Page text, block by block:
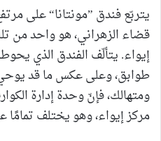
يتربّع فندق ”مونتانا“ على
قضاء الزهراني، هو واحد من
إيواء. يتألّف الفندق الذي
طوابق، وعلى عكس ما قد
ومتهالك، فإنّ وحدة إدارة
مركز إيواء، وهو يختلف تمامًا